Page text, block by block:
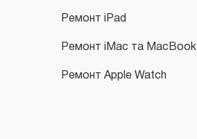
Ремонт iPad
Ремонт iMac та MacBook
Ремонт Apple Watch